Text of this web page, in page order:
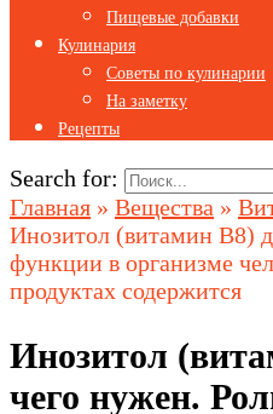
Пищевые добавки
Кулинария
Советы по кулинарии
На заметку
Рецепты
Search for:
Главная » Вещества »
Инозитол (витамин В8)
функции в организме
продуктах содержится
Инозитол
чего нужен.